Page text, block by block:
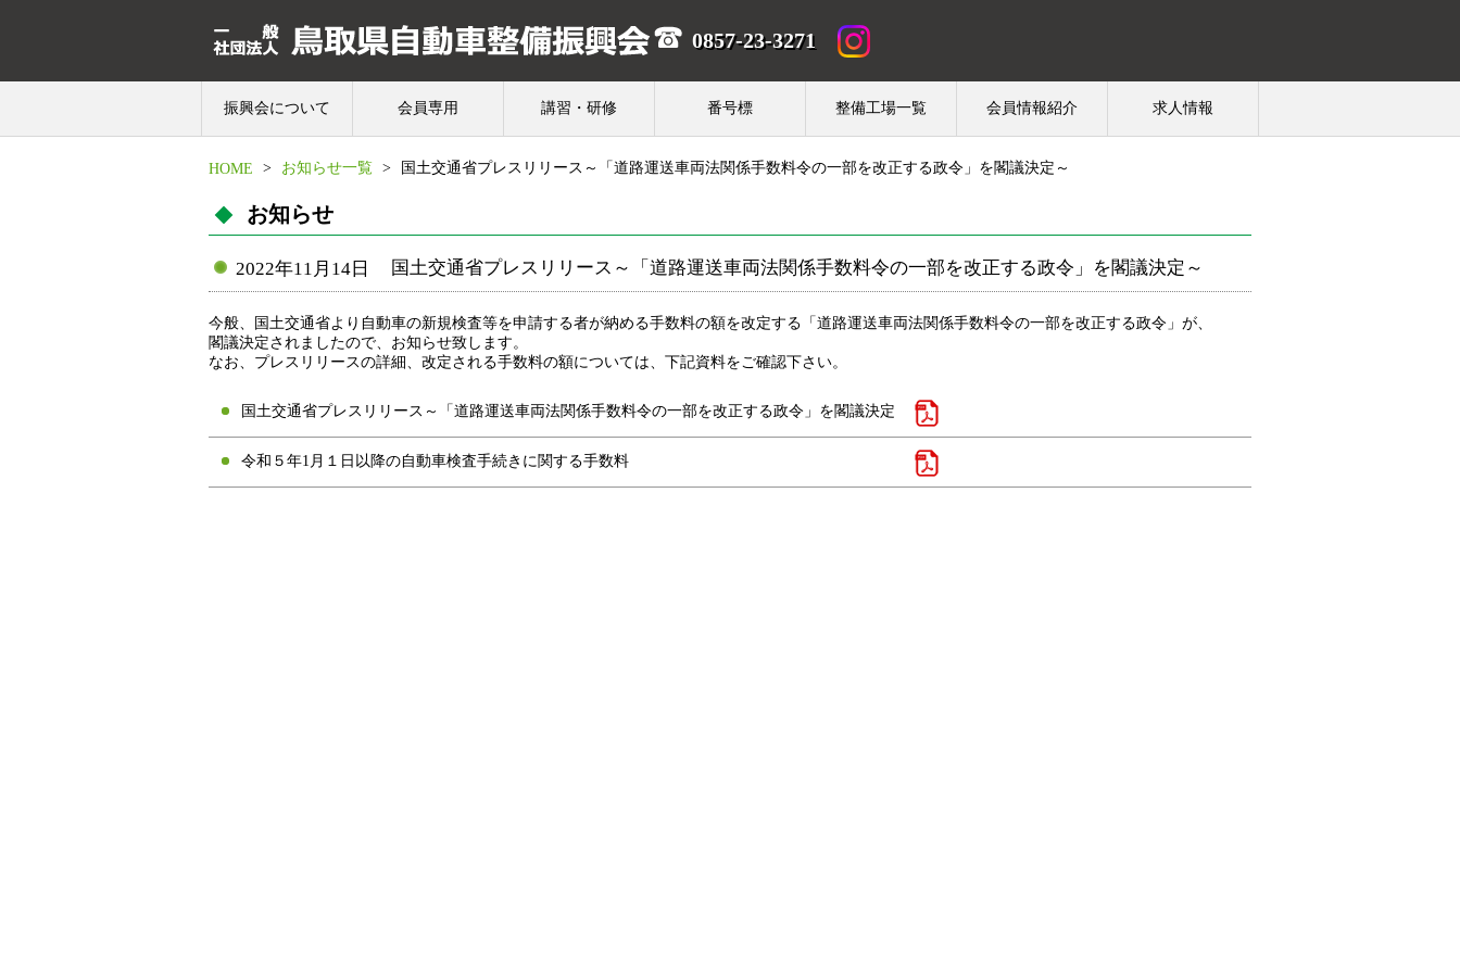
0857-23-3271
振興会について 会員専用 講習・研修 番号標 整備工場一覧 会員情報紹介 求人情報
HOME > お知らせ一覧 > 国土交通省プレスリリース～「道路運送車両法関係手数料令の一部を改正する政令」を閣議決定～
お知らせ
2022年11月14日 国土交通省プレスリリース～「道路運送車両法関係手数料令の一部を改正する政令」を閣議決定～
今般、国土交通省より自動車の新規検査等を申請する者が納める手数料の額を改定する「道路運送車両法関係手数料令の一部を改正する政令」が、
閣議決定されましたので、お知らせ致します。
なお、プレスリリースの詳細、改定される手数料の額については、下記資料をご確認下さい。
国土交通省プレスリリース～「道路運送車両法関係手数料令の一部を改正する政令」を閣議決定
令和５年1月１日以降の自動車検査手続きに関する手数料